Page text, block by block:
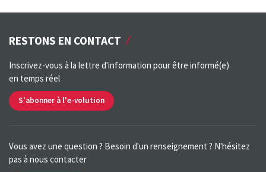
RESTONS EN CONTACT
Inscrivez-vous à la lettre d'information pour être informé(e)
en temps réel
S'abonner à l'e-volution
Vous avez une question ? Besoin d'un renseignement ? N'hésitez
pas à nous contacter